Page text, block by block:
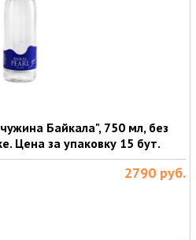
Байкала", 750 мл, без
Цена за упаковку 15 бут.
2790 руб.